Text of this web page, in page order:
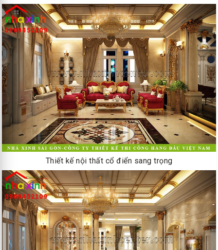
Thiết kế nội thất cổ điển sang trọng